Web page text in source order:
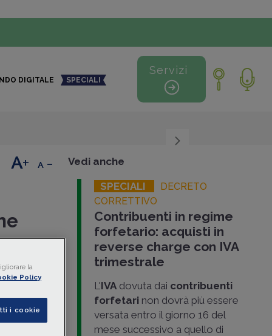
DIGITALE SPECIALI
Servizi
ad
gli
stop al
10 al
+ - Vedi anche
SPECIALI
DECRETO
CORRETTIVO
Contribuenti in regime
forfetario: acquisti in
reverse charge con IVA
trimestrale
L'IVAdovuta dai contribuenti
forfetarinon dovrà più essere
versata entro il giorno 16 del
mese successivo a quello di
la
Policy
i cookie